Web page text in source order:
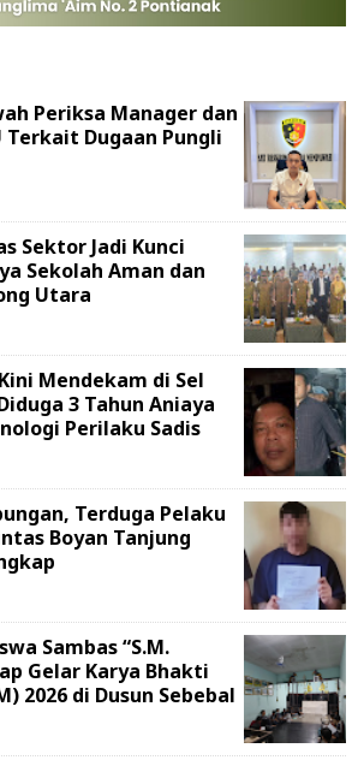
Periksa Manager dan
Terkait Dugaan Pungli
Sektor Jadi Kunci
Sekolah Aman dan
Utara
Mendekam di Sel
3 Tahun Aniaya
Perilaku Sadis
Terduga Pelaku
Boyan Tanjung
Sambas “S.M.
Gelar Karya Bhakti
2026 di Dusun Sebebal